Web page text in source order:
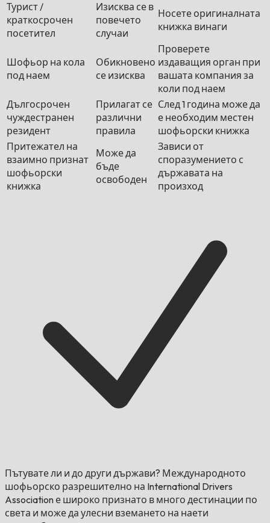
Турист /
краткосрочен
посетител
Изисква се в
повечето
случаи
Носете оригиналната
книжка винаги
Шофьор на кола
под наем
Обикновено
се изисква
Проверете
издаващия орган при
вашата компания за
коли под наем
Дългосрочен
чуждестранен
резидент
Прилагат се
различни
правила
След 1 година може да
е необходим местен
шофьорски книжка
Притежател на
взаимно признат
шофьорски
книжка
Може да
бъде
освободен
Зависи от
споразумението с
държавата на
произход
Пътувате ли и до други държави? Международното
шофьорско разрешително на International Drivers
Association е широко признато в много дестинации по
света и може да улесни вземането на наети